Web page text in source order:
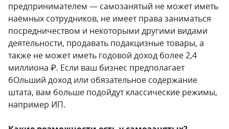
предпринимателем — самозанятый не может иметь
наёмных сотрудников, не имеет права заниматься
посредничеством и некоторыми другими видами
деятельности, продавать подакцизные товары, а
также не может иметь годовой доход более 2,4
миллиона ₽. Если ваш бизнес предполагает
бОльший доход или обязательное содержание
штата, вам больше подойдут классические режимы,
например ИП.